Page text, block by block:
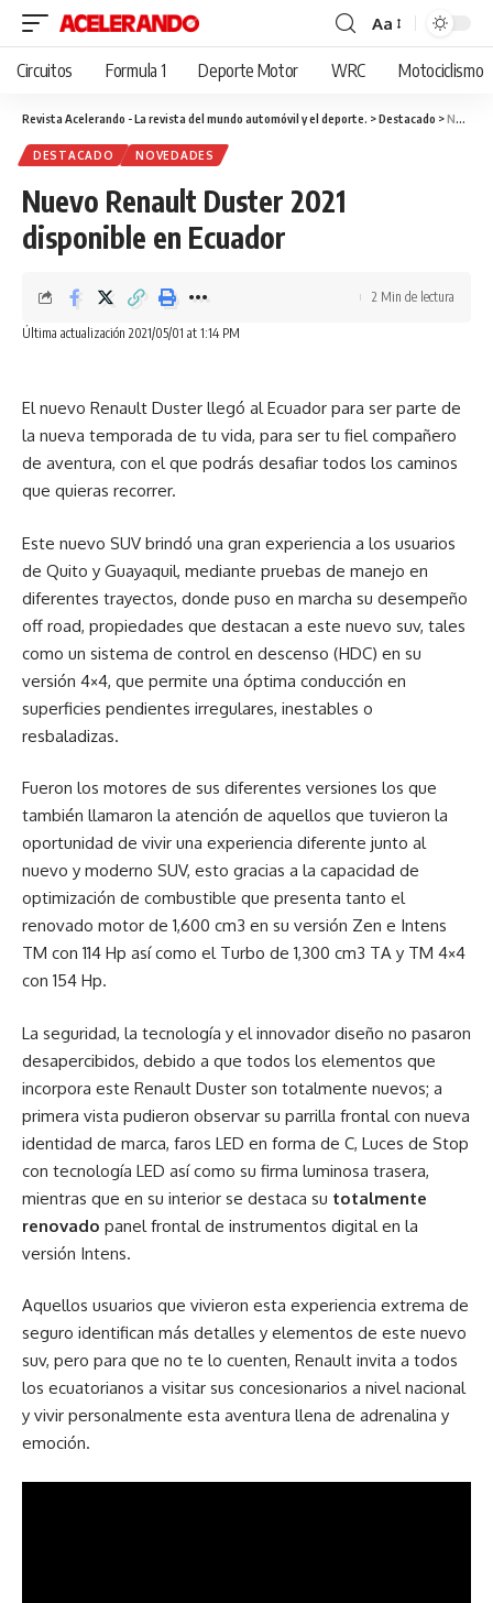
Cambiar
tamaño
fuente
Aa
Circuitos Formula 1 Deporte Motor WRC Motociclismo
Revista Acelerando - La revista del mundo automóvil y el deporte. >Destacado >Nuevo Renault Duster 2021 disponible en Ecuador
DESTACADO NOVEDADES
Nuevo Renault Duster 2021
disponible en Ecuador
Última actualización 2021/05/01 at 1:14 PM
2 Min de lectura
El nuevo Renault Duster llegó al Ecuador para ser parte de
la nueva temporada de tu vida, para ser tu fiel compañero
de aventura, con el que podrás desafiar todos los caminos
que quieras recorrer.
Este nuevo SUV brindó una gran experiencia a los usuarios
de Quito y Guayaquil, mediante pruebas de manejo en
diferentes trayectos, donde puso en marcha su desempeño
off road, propiedades que destacan a este nuevo suv, tales
como un sistema de control en descenso (HDC) en su
versión 4×4, que permite una óptima conducción en
superficies pendientes irregulares, inestables o
resbaladizas.
Fueron los motores de sus diferentes versiones los que
también llamaron la atención de aquellos que tuvieron la
oportunidad de vivir una experiencia diferente junto al
nuevo y moderno SUV, esto gracias a la capacidad de
optimización de combustible que presenta tanto el
renovado motor de 1,600 cm3 en su versión Zen e Intens
TM con 114 Hp así como el Turbo de 1,300 cm3 TA y TM 4×4
con 154 Hp.
La seguridad, la tecnología y el innovador diseño no pasaron
desapercibidos, debido a que todos los elementos que
incorpora este Renault Duster son totalmente nuevos; a
primera vista pudieron observar su parrilla frontal con nueva
identidad de marca, faros LED en forma de C, Luces de Stop
con tecnología LED así como su firma luminosa trasera,
mientras que en su interior se destaca su totalmente
renovado panel frontal de instrumentos digital en la
versión Intens.
Aquellos usuarios que vivieron esta experiencia extrema de
seguro identifican más detalles y elementos de este nuevo
suv, pero para que no te lo cuenten, Renault invita a todos
los ecuatorianos a visitar sus concesionarios a nivel nacional
y vivir personalmente esta aventura llena de adrenalina y
emoción.